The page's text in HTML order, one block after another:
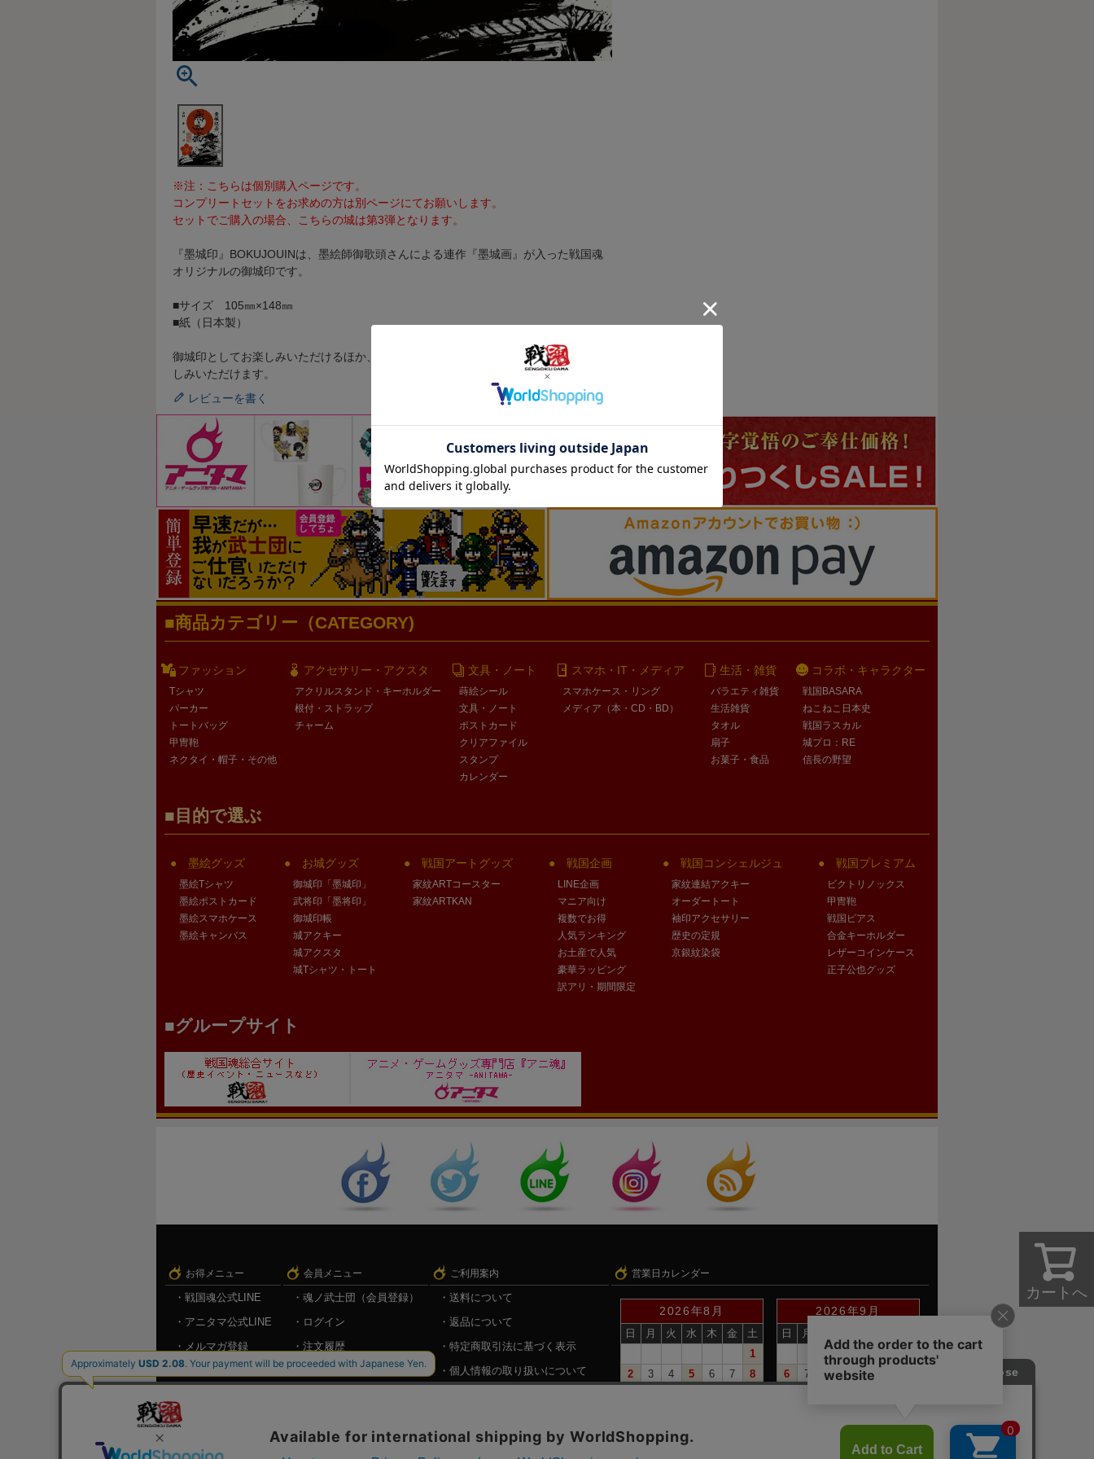
カートへ
※注：こちらは個別購入ページです。
コンプリートセットをお求めの方は別ページにてお願いします。
セットでご購入の場合、こちらの城は第3弾となります。
『墨城印』BOKUJOUINは、墨絵師御歌頭さんによる連作『墨城画』が入った戦国魂
オリジナルの御城印です。
■サイズ 105㎜×148㎜
■紙（日本製）
御城印としてお楽しみいただけるほか、ポストカードサイズのフレームに入れてお楽
しみいただけます。
レビューを書く
商品カテゴリー（CATEGORY)
ファッション
Tシャツ
パーカー
トートバッグ
甲冑鞄
ネクタイ・帽子・その他
アクセサリー・アクスタ
アクリルスタンド・キーホルダー
根付・ストラップ
チャーム
文具・ノート
蒔絵シール
文具・ノート
ポストカード
クリアファイル
スタンプ
カレンダー
スマホ・IT・メディア
スマホケース・リング
メディア（本・CD・BD）
生活・雑貨
バラエティ雑貨
生活雑貨
タオル
扇子
お菓子・食品
コラボ・キャラクター
戦国BASARA
ねこねこ日本史
戦国ラスカル
城プロ：RE
信長の野望
目的で選ぶ
墨絵グッズ
墨絵Tシャツ
墨絵ポストカード
墨絵スマホケース
墨絵キャンバス
お城グッズ
御城印「墨城印」
武将印「墨将印」
御城印帳
城アクキー
城アクスタ
城Tシャツ・トート
戦国アートグッズ
家紋ARTコースター
家紋ARTKAN
戦国企画
LINE企画
マニア向け
複数でお得
人気ランキング
お土産で人気
豪華ラッピング
訳アリ・期間限定
戦国コンシェルジュ
家紋連結アクキー
オーダートート
袖印アクセサリー
歴史の定規
京銀紋染袋
戦国プレミアム
ビクトリノックス
甲冑鞄
戦国ピアス
合金キーホルダー
レザーコインケース
正子公也グッズ
グループサイト
お得メニュー
戦国魂公式LINE
アニタマ公式LINE
メルマガ登録
キャンペーン情報
会員メニュー
魂ノ武士団（会員登録）
ログイン
注文履歴
お気に入り
ご利用案内
送料について
返品について
特定商取引法に基づく表示
個人情報の取り扱いについて
営業日カレンダー
2026年8月
日 月 火 水 木 金
土
1
2
3 4 5 6 7
8
23
24 25 26
2026年9月
日 月
1
2 3 4
5
6
7 8 9 10